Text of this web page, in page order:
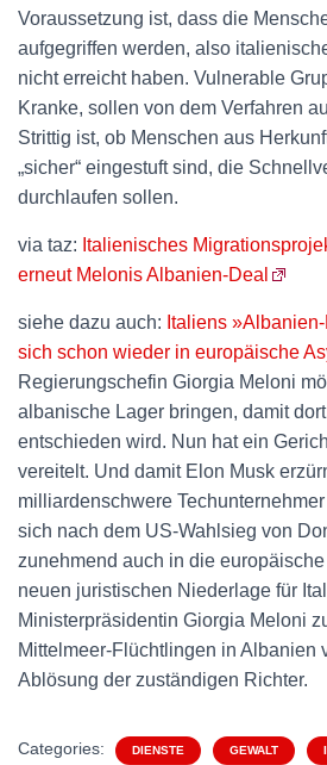
Voraussetzung ist, dass die
aufgegriffen werden, also
nicht erreicht haben. Vulnerable
Kranke, sollen von dem Verfahren
Strittig ist, ob Menschen aus
„sicher“ eingestuft sind, die
durchlaufen sollen.
via taz: Italienisches
erneut Melonis Albanien-Deal
siehe dazu auch: Italiens
sich schon wieder in europäische
Regierungschefin Giorgia Meloni
albanische Lager bringen, damit
entschieden wird. Nun hat ein
vereitelt. Und damit Elon Musk
milliardenschwere
sich nach dem US-Wahlsieg von
zunehmend auch in die
neuen juristischen Niederlage für
Ministerpräsidentin Giorgia Meloni
Mittelmeer-Flüchtlingen in Albanien
Ablösung der zuständigen Richter.
Categories: DIENSTE GEWALT